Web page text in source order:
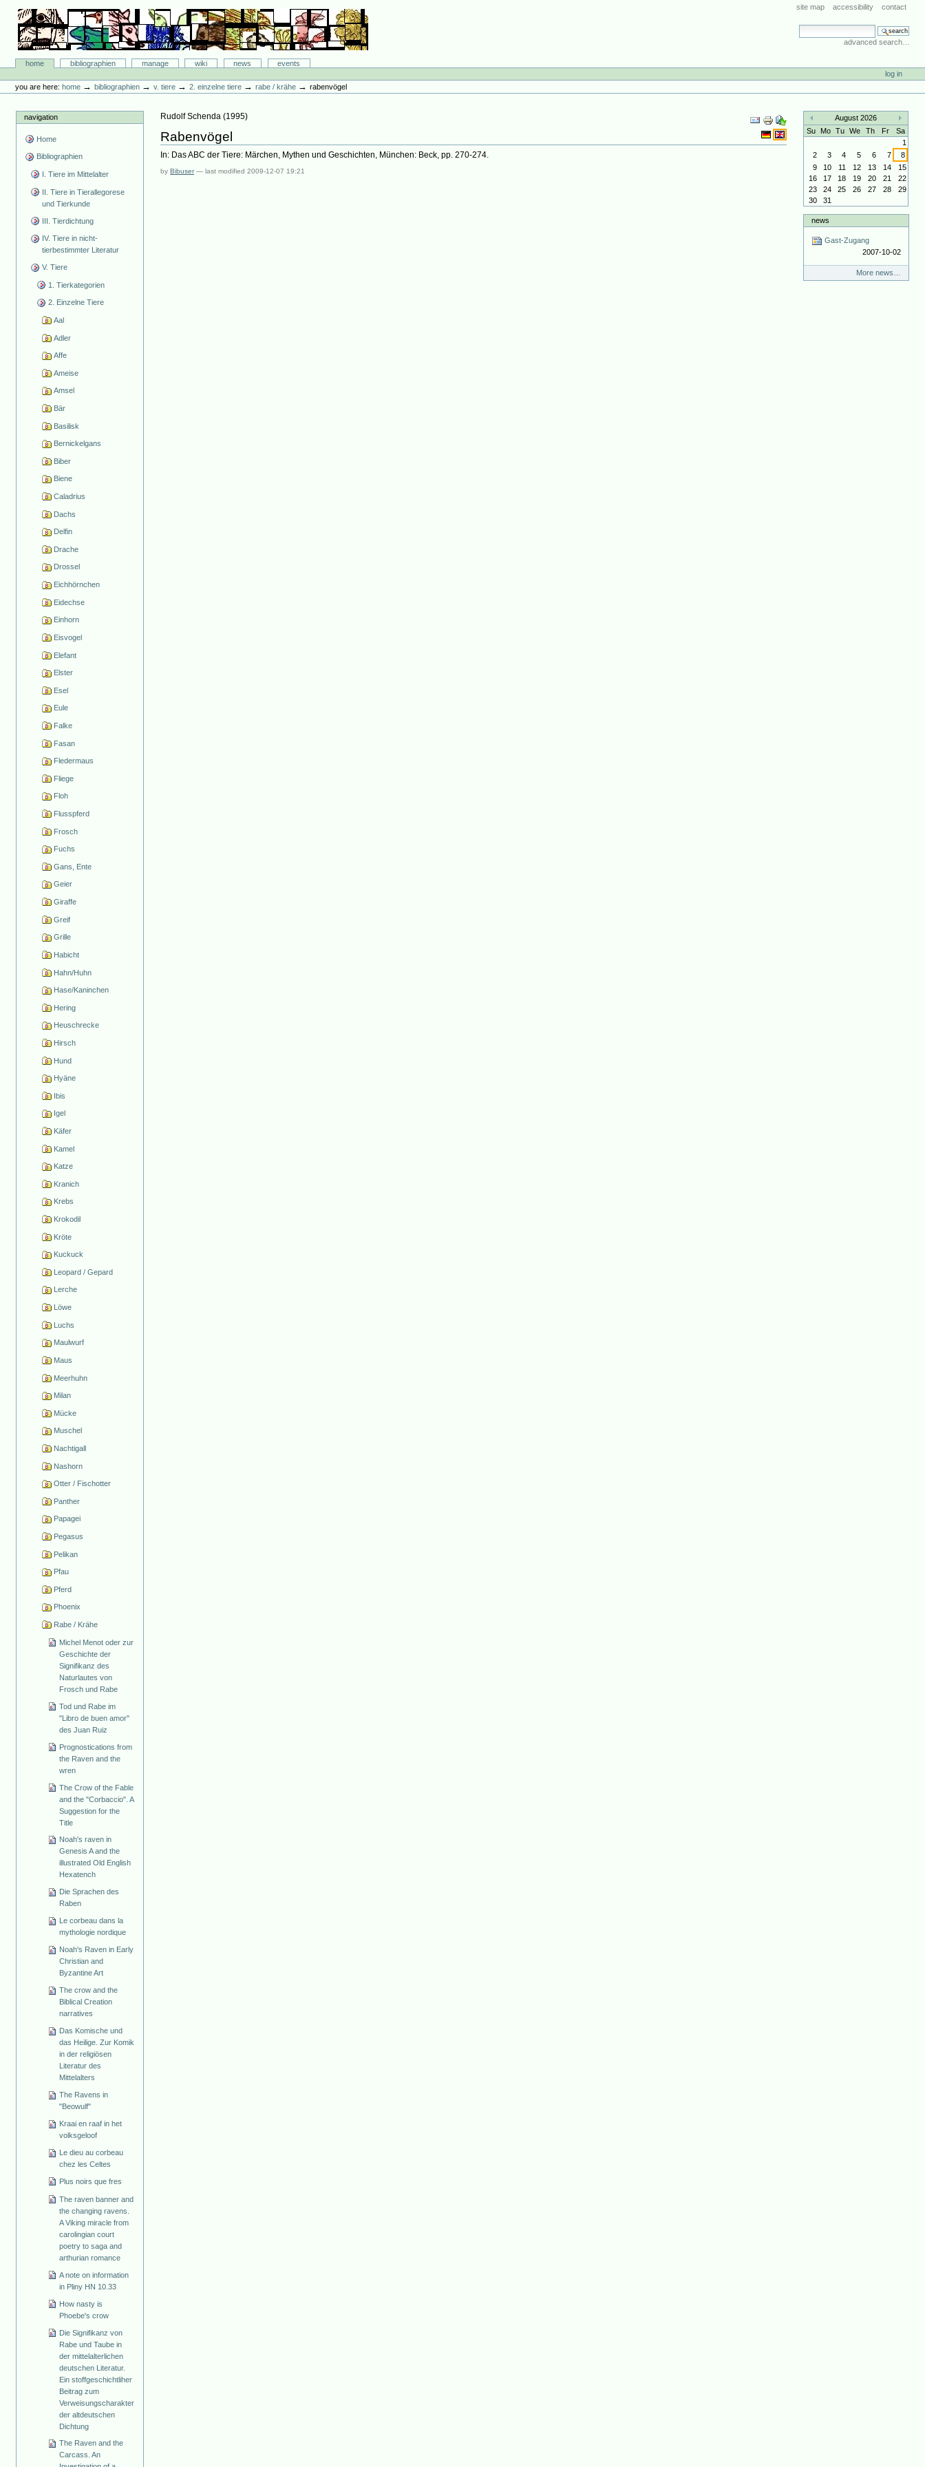
content.
navigation
site map accessibility contact
search site
advanced search…
Bibliographie-Portal
Sectionshome bibliographien manage wiki news
events
tools
log in
you are here: home →bibliographien →v. tiere →2. einzelne tiere →rabe / krähe →rabenvögel
navigation
Home
Bibliographien
I. Tiere im Mittelalter
II. Tiere in Tierallegorese
und Tierkunde
III. Tierdichtung
IV. Tiere in nicht-
tierbestimmter Literatur
V. Tiere
1. Tierkategorien
2. Einzelne Tiere
Aal
Adler
Affe
Ameise
Amsel
Bär
Basilisk
Bernickelgans
Biber
Biene
Caladrius
Dachs
Delfin
Drache
Drossel
Eichhörnchen
Eidechse
Einhorn
Eisvogel
Elefant
Elster
Esel
Eule
Falke
Fasan
Fledermaus
Fliege
Floh
Flusspferd
Frosch
Fuchs
Gans, Ente
Geier
Giraffe
Greif
Grille
Habicht
Hahn/Huhn
Hase/Kaninchen
Hering
Heuschrecke
Hirsch
Hund
Hyäne
Ibis
Igel
Käfer
Kamel
Katze
Kranich
Krebs
Krokodil
Kröte
Kuckuck
Leopard / Gepard
Lerche
Löwe
Luchs
Maulwurf
Maus
Meerhuhn
Milan
Mücke
Muschel
Nachtigall
Nashorn
Otter / Fischotter
Panther
Papagei
Pegasus
Pelikan
Pfau
Pferd
Phoenix
Rabe / Krähe
Michel Menot oder zur
Geschichte der
Signifikanz des
Naturlautes von
Frosch und Rabe
Tod und Rabe im
"Libro de buen amor"
des Juan Ruiz
Prognostications from
the Raven and the
wren
The Crow of the Fable
and the "Corbaccio". A
Suggestion for the
Title
Noah's raven in
Genesis A and the
illustrated Old English
Hexatench
Die Sprachen des
Raben
Le corbeau dans la
mythologie nordique
Noah's Raven in Early
Christian and
Byzantine Art
The crow and the
Biblical Creation
narratives
Das Komische und
das Heilige. Zur Komik
in der religiösen
Literatur des
Mittelalters
The Ravens in
"Beowulf"
Kraai en raaf in het
volksgeloof
Le dieu au corbeau
chez les Celtes
Plus noirs que fres
The raven banner and
the changing ravens.
A Viking miracle from
carolingian court
poetry to saga and
arthurian romance
A note on information
in Pliny HN 10.33
How nasty is
Phoebe's crow
Die Signifikanz von
Rabe und Taube in
der mittelalterlichen
deutschen Literatur.
Ein stoffgeschichtliher
Beitrag zum
Verweisungscharakter
der altdeutschen
Dichtung
The Raven and the
Carcass. An
Document
Actions
Rudolf Schenda (1995)
Rabenvögel
In: Das ABC der Tiere: Märchen, Mythen und Geschichten, München: Beck, pp. 270-274.
byBibuser —last modified2009-12-07 19:21
«
August 2026
»
Su Mo Tu We Th Fr
Sa
1
2
3 4 5 6 7
8
9
10 11 12 13 14
15
16
17 18 19 20 21
22
23
24 25 26 27 28
29
30
31
news
Gast-Zugang
2007-10-02
More news…